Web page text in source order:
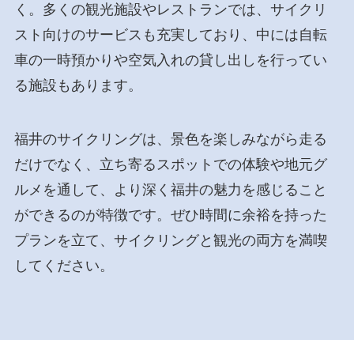
く。多くの観光施設やレストランでは、サイクリ
スト向けのサービスも充実しており、中には自転
車の一時預かりや空気入れの貸し出しを行ってい
る施設もあります。
福井のサイクリングは、景色を楽しみながら走る
だけでなく、立ち寄るスポットでの体験や地元グ
ルメを通して、より深く福井の魅力を感じること
ができるのが特徴です。ぜひ時間に余裕を持った
プランを立て、サイクリングと観光の両方を満喫
してください。